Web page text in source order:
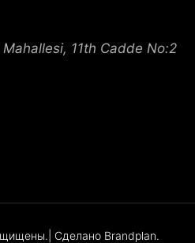
11th Cadde No:2
Сделано Brandplan.